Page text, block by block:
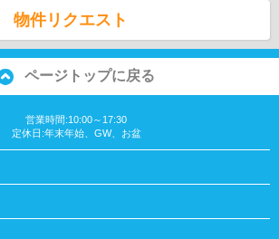
物件リクエスト
ページトップに戻る
営業時間:10:00～17:30
定休日:年末年始、GW、お盆